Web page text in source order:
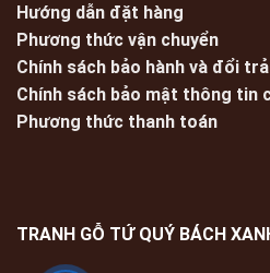
Hướng dẫn đặt hàng
Phương thức vận chuyển
Chính sách bảo hành và đổi trả
Chính sách bảo mật thông tin
Phương thức thanh toán
TRANH GỖ TỨ QUÝ BÁCH